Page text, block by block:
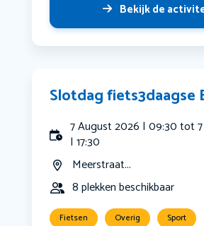
Bekijk de
Slotdag fiets3daagse
7 August 2026 | 09:30 tot
| 17:30
Meerstraat...
8 plekken beschikbaar
Fietsen Overig Sport